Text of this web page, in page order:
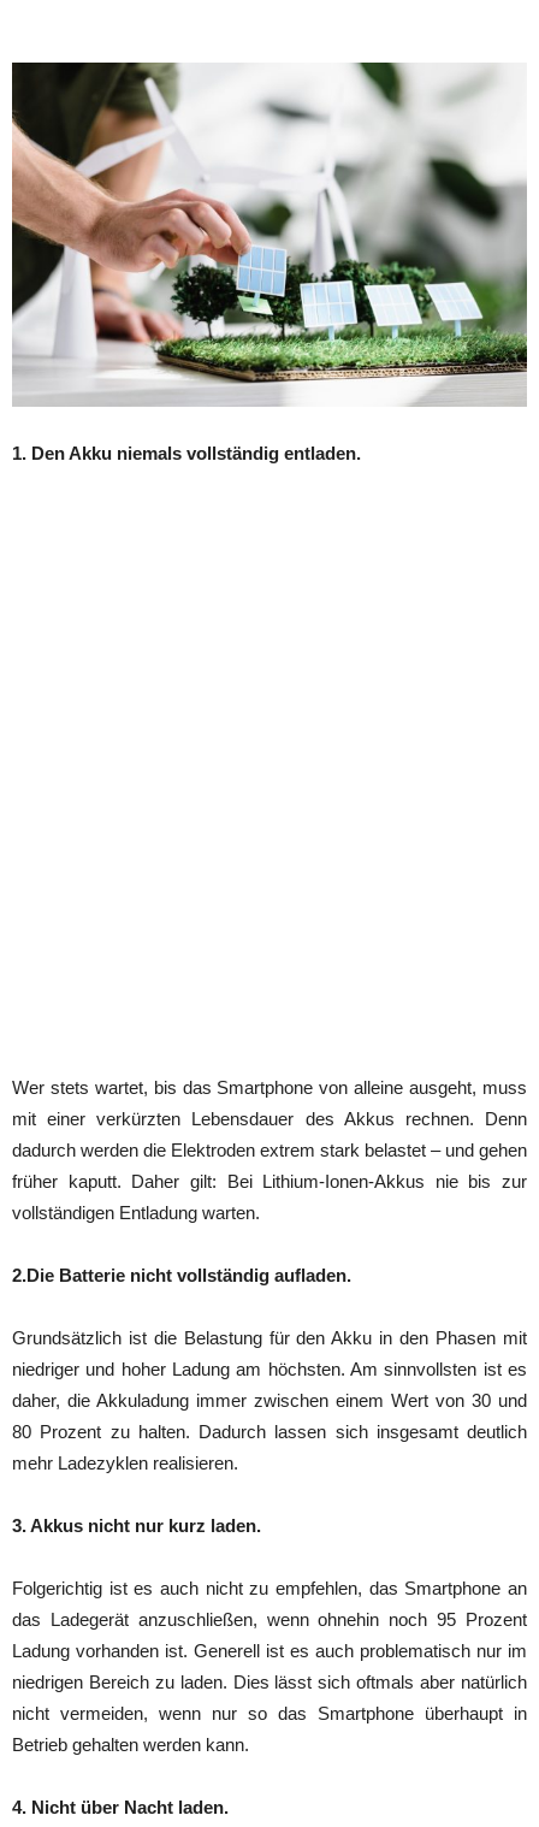
1. Den Akku niemals vollständig entladen.
Wer stets wartet, bis das Smartphone von alleine ausgeht, muss
mit einer verkürzten Lebensdauer des Akkus rechnen. Denn
dadurch werden die Elektroden extrem stark belastet – und gehen
früher kaputt. Daher gilt: Bei Lithium-Ionen-Akkus nie bis zur
vollständigen Entladung warten.
2.Die Batterie nicht vollständig aufladen.
Grundsätzlich ist die Belastung für den Akku in den Phasen mit
niedriger und hoher Ladung am höchsten. Am sinnvollsten ist es
daher, die Akkuladung immer zwischen einem Wert von 30 und
80 Prozent zu halten. Dadurch lassen sich insgesamt deutlich
mehr Ladezyklen realisieren.
3. Akkus nicht nur kurz laden.
Folgerichtig ist es auch nicht zu empfehlen, das Smartphone an
das Ladegerät anzuschließen, wenn ohnehin noch 95 Prozent
Ladung vorhanden ist. Generell ist es auch problematisch nur im
niedrigen Bereich zu laden. Dies lässt sich oftmals aber natürlich
nicht vermeiden, wenn nur so das Smartphone überhaupt in
Betrieb gehalten werden kann.
4. Nicht über Nacht laden.